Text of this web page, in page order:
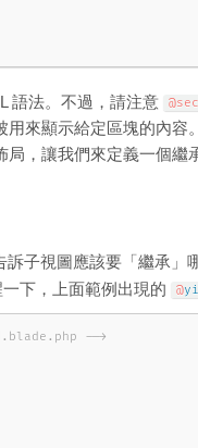
語法。不過，請注意
用來顯示給定區塊的內容。
，讓我們來定義一個繼
訴子視圖應該要「繼承」
下，上面範例出現的 @
-->